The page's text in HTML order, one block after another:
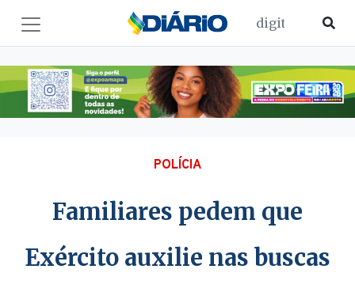
POLÍCIA
Familiares pedem que
Exército auxilie nas buscas